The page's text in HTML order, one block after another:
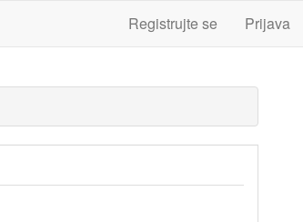
Registrujte se Prijava